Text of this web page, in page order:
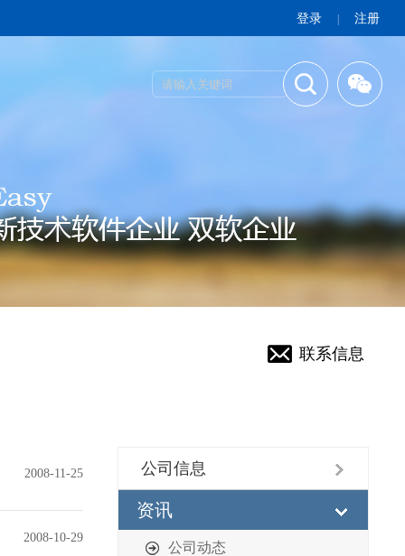
登录 注册
联系信息
公司信息
资讯
公司动态
2008-11-25
2008-10-29